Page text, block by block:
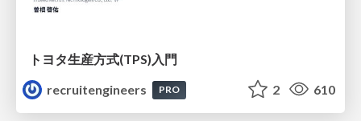
トヨタ⽣産⽅式(TPS)⼊⾨
recruitengineers
PRO 2 610